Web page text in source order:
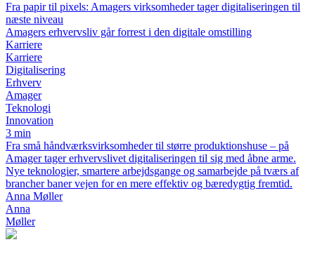
Fra papir til pixels: Amagers virksomheder tager digitaliseringen til
næste niveau
Amagers erhvervsliv går forrest i den digitale omstilling
Karriere
Karriere
Digitalisering
Erhverv
Amager
Teknologi
Innovation
3 min
Fra små håndværksvirksomheder til større produktionshuse – på
Amager tager erhvervslivet digitaliseringen til sig med åbne arme.
Nye teknologier, smartere arbejdsgange og samarbejde på tværs af
brancher baner vejen for en mere effektiv og bæredygtig fremtid.
Anna Møller
Anna
Møller